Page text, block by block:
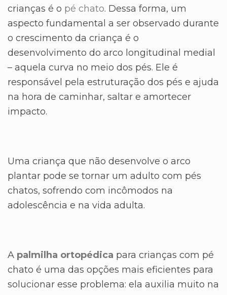
crianças é o pé chato. Dessa forma, um
aspecto fundamental a ser observado durante
o crescimento da criança é o
desenvolvimento do arco longitudinal medial
– aquela curva no meio dos pés. Ele é
responsável pela estruturação dos pés e ajuda
na hora de caminhar, saltar e amortecer
impacto.
Uma criança que não desenvolve o arco
plantar pode se tornar um adulto com pés
chatos, sofrendo com incômodos na
adolescência e na vida adulta.
A palmilha ortopédica para crianças com pé
chato é uma das opções mais eficientes para
solucionar esse problema: ela auxilia muito na